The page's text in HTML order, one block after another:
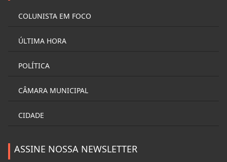
COLUNISTA EM FOCO
ÚLTIMA HORA
POLÍTICA
CÂMARA MUNICIPAL
CIDADE
ASSINE NOSSA NEWSLETTER